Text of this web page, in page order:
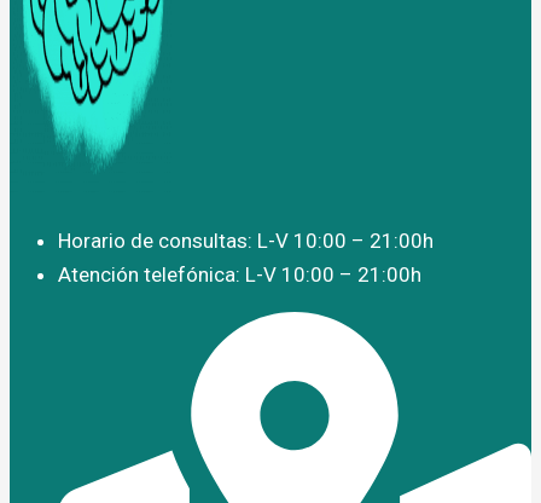
Horario de consultas: L-V 10:00 – 21:00h
Atención telefónica: L-V 10:00 – 21:00h